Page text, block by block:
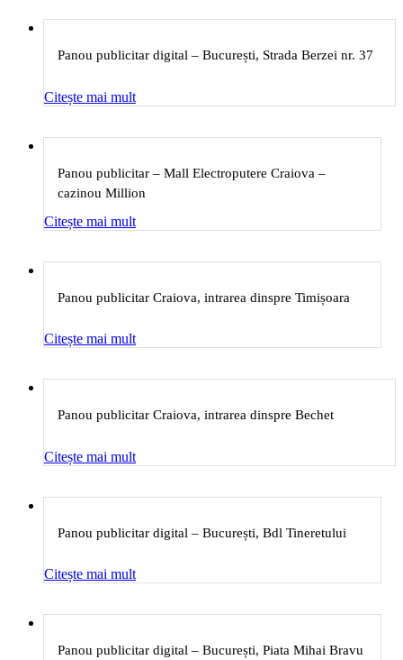
Panou publicitar digital – București, Strada Berzei nr. 37
Citește mai mult
Panou publicitar – Mall Electroputere Craiova –
cazinou Million
Citește mai mult
Panou publicitar Craiova, intrarea dinspre Timișoara
Citește mai mult
Panou publicitar Craiova, intrarea dinspre Bechet
Citește mai mult
Panou publicitar digital – București, Bdl Tineretului
Citește mai mult
Panou publicitar digital – București, Piata Mihai Bravu